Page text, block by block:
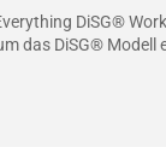
DiSG®
das DiSG®